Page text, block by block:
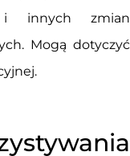
i innych zmian
Mogą dotyczyć